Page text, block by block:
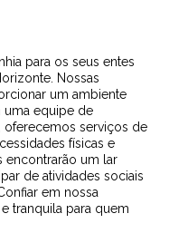
para os seus entes
Nossas
um ambiente
equipe de
oferecemos serviços de
físicas e
encontrarão um lar
de atividades sociais
em nossa
tranquila para quem